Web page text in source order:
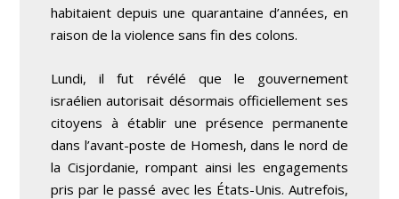
habitaient depuis une quarantaine d’années, en
raison de la violence sans fin des colons.
Lundi, il fut révélé que le gouvernement
israélien autorisait désormais officiellement ses
citoyens à établir une présence permanente
dans l’avant-poste de Homesh, dans le nord de
la Cisjordanie, rompant ainsi les engagements
pris par le passé avec les États-Unis. Autrefois,